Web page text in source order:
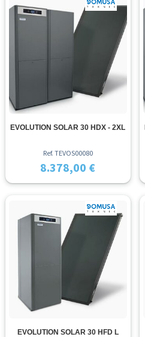
EVOLUTION SOLAR 30 HDX - 2XL
Ref. TEVOS00080
8.378,00 €
EVOLUTION SOLAR 30 HFD L